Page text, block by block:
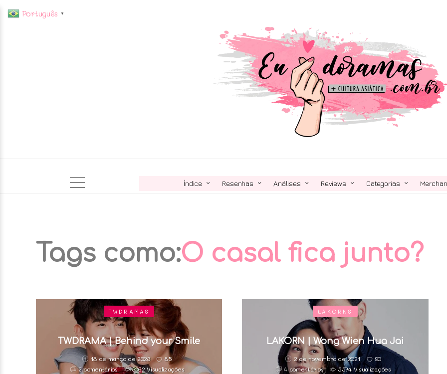
Índice Resenhas Análises Reviews Categorias Merchan
Tags como:O casal fica junto?
TWDRAMAS
TWDRAMA | Behind your Smile
18 de março de 2023
85
2 comentários
3062 Visualizações
LAKORNS
LAKORN | Wong Wien Hua Jai
2 de novembro de 2021
90
4 comentários
5574 Visualizações
Português ▼